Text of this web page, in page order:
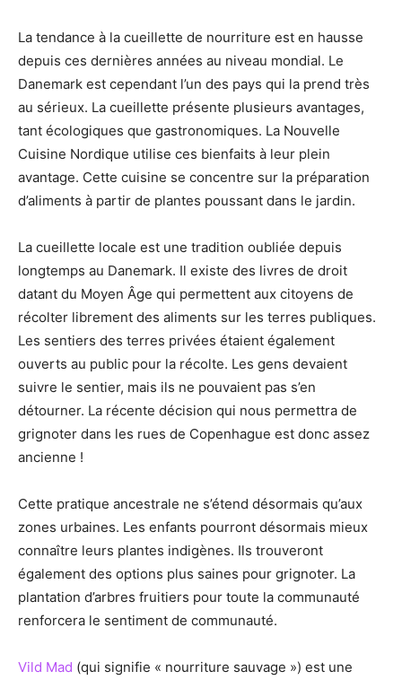
La tendance à la cueillette de nourriture est en hausse
depuis ces dernières années au niveau mondial. Le
Danemark est cependant l’un des pays qui la prend très
au sérieux. La cueillette présente plusieurs avantages,
tant écologiques que gastronomiques. La Nouvelle
Cuisine Nordique utilise ces bienfaits à leur plein
avantage. Cette cuisine se concentre sur la préparation
d’aliments à partir de plantes poussant dans le jardin.
La cueillette locale est une tradition oubliée depuis
longtemps au Danemark. Il existe des livres de droit
datant du Moyen Âge qui permettent aux citoyens de
récolter librement des aliments sur les terres publiques.
Les sentiers des terres privées étaient également
ouverts au public pour la récolte. Les gens devaient
suivre le sentier, mais ils ne pouvaient pas s’en
détourner. La récente décision qui nous permettra de
grignoter dans les rues de Copenhague est donc assez
ancienne !
Cette pratique ancestrale ne s’étend désormais qu’aux
zones urbaines. Les enfants pourront désormais mieux
connaître leurs plantes indigènes. Ils trouveront
également des options plus saines pour grignoter. La
plantation d’arbres fruitiers pour toute la communauté
renforcera le sentiment de communauté.
Vild Mad (qui signifie « nourriture sauvage ») est une